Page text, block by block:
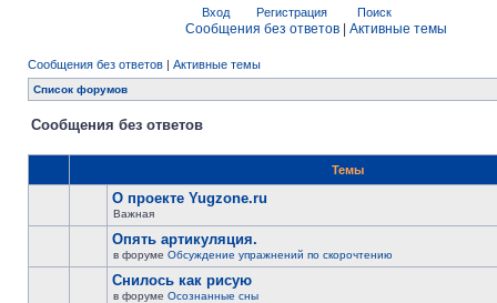
Вход Регистрация Поиск
Сообщения без ответов Активные темы
Сообщения без ответов | Активные темы
Список форумов
Сообщения без ответов
Темы
О проекте Yugzone.ru
Важная
Опять артикуляция.
в форуме Обсуждение упражнений по скорочтению
Снилось как рисую
в форуме Осознанные сны